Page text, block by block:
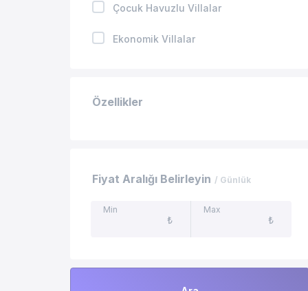
Çocuk Havuzlu Villalar
Ekonomik Villalar
Jakuzili Villalar
Merkeze Yakın Villalar
Evcil Hayvan İzinli Villalar
Özellikler
Fiyat Aralığı Belirleyin / Günlük
Min
₺
Max
₺